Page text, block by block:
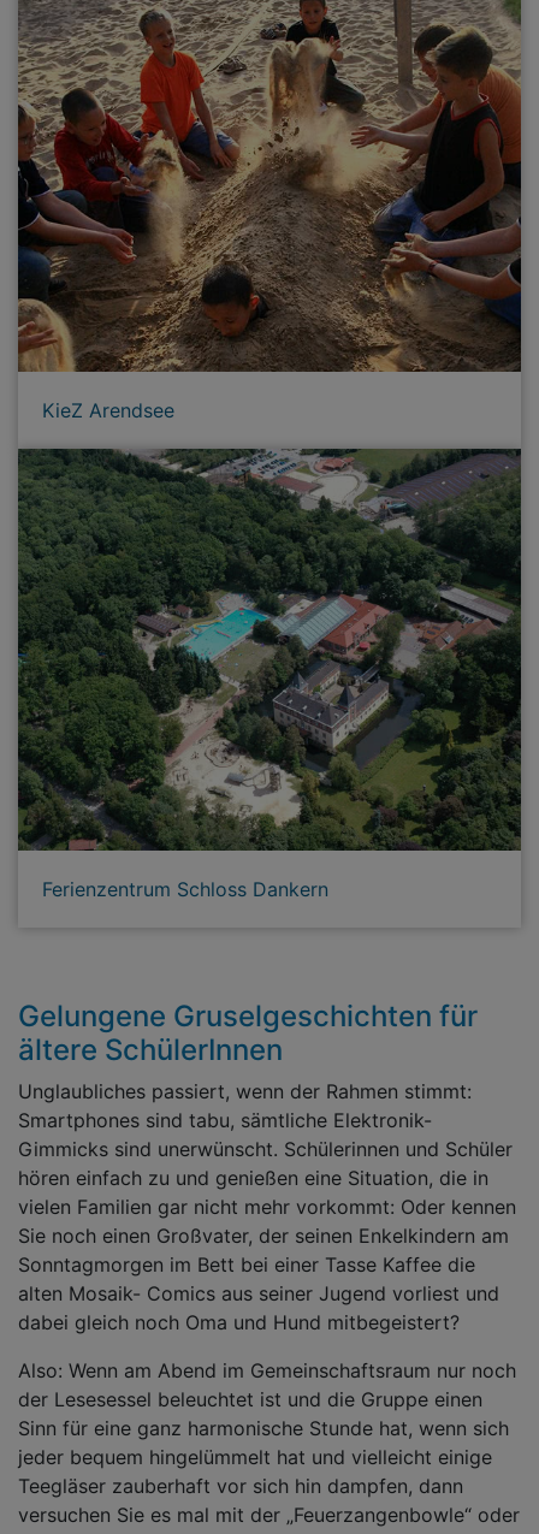
KieZ Arendsee
Ferienzentrum Schloss Dankern
Gelungene Gruselgeschichten für
ältere SchülerInnen
Unglaubliches passiert, wenn der Rahmen stimmt:
Smartphones sind tabu, sämtliche Elektronik-
Gimmicks sind unerwünscht. Schülerinnen und Schüler
hören einfach zu und genießen eine Situation, die in
vielen Familien gar nicht mehr vorkommt: Oder kennen
Sie noch einen Großvater, der seinen Enkelkindern am
Sonntagmorgen im Bett bei einer Tasse Kaffee die
alten Mosaik- Comics aus seiner Jugend vorliest und
dabei gleich noch Oma und Hund mitbegeistert?
Also: Wenn am Abend im Gemeinschaftsraum nur noch
der Lesesessel beleuchtet ist und die Gruppe einen
Sinn für eine ganz harmonische Stunde hat, wenn sich
jeder bequem hingelümmelt hat und vielleicht einige
Teegläser zauberhaft vor sich hin dampfen, dann
versuchen Sie es mal mit der „Feuerzangenbowle“ oder